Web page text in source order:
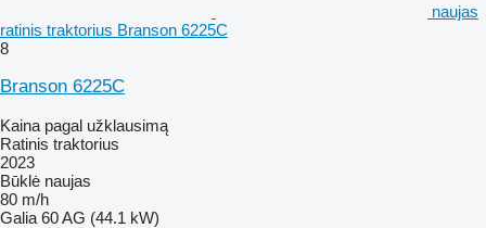
naujas
ratinis traktorius Branson 6225C
8
Branson 6225C
Kaina pagal užklausimą
Ratinis traktorius
2023
Būklė naujas
80 m/h
Galia 60 AG (44.1 kW)